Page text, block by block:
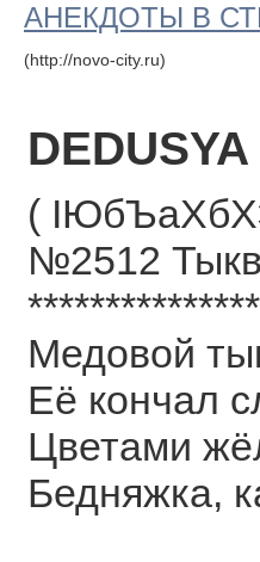
АНЕКДОТЫ В
(http://novo-city.ru)
DEDUSYA
(
№2512
Медовой
Её кончал
Цветами
Бедняжка,